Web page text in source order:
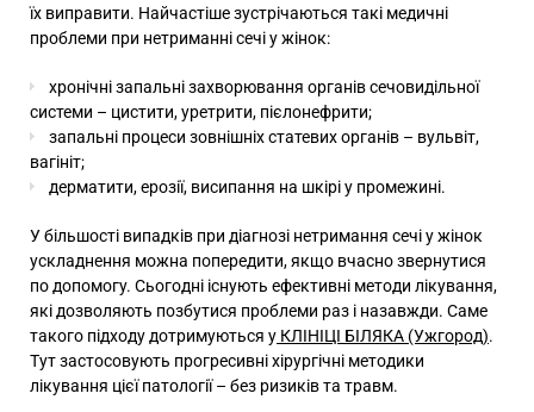
їх виправити. Найчастіше зустрічаються такі медичні
проблеми при нетриманні сечі у жінок:
хронічні запальні захворювання органів сечовидільної
системи – цистити, уретрити, пієлонефрити;
запальні процеси зовнішніх статевих органів – вульвіт,
вагініт;
дерматити, ерозії, висипання на шкірі у промежині.
У більшості випадків при діагнозі нетримання сечі у жінок
ускладнення можна попередити, якщо вчасно звернутися
по допомогу. Сьогодні існують ефективні методи лікування,
які дозволяють позбутися проблеми раз і назавжди. Саме
такого підходу дотримуються у КЛІНІЦІ БІЛЯКА (Ужгород).
Тут застосовують прогресивні хірургічні методики
лікування цієї патології – без ризиків та травм.